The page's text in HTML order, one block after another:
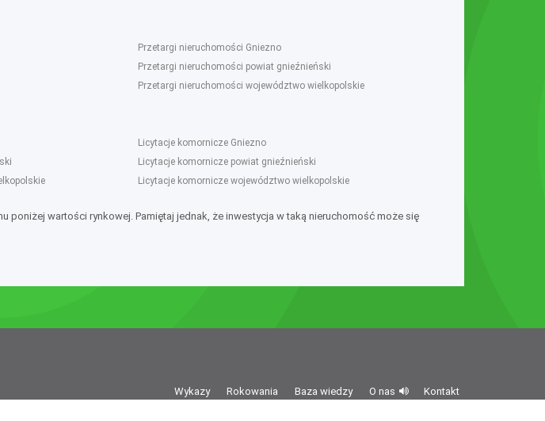
Przetargi nieruchomości Gniezno
Przetargi nieruchomości powiat gnieźnieński
Przetargi nieruchomości województwo wielkopolskie
Licytacje komornicze Gniezno
Licytacje komornicze powiat gnieźnieński
Licytacje komornicze województwo wielkopolskie
poniżej wartości rynkowej. Pamiętaj jednak, że inwestycja w taką nieruchomość może się
Wykazy Rokowania Baza wiedzy O nas Kontakt